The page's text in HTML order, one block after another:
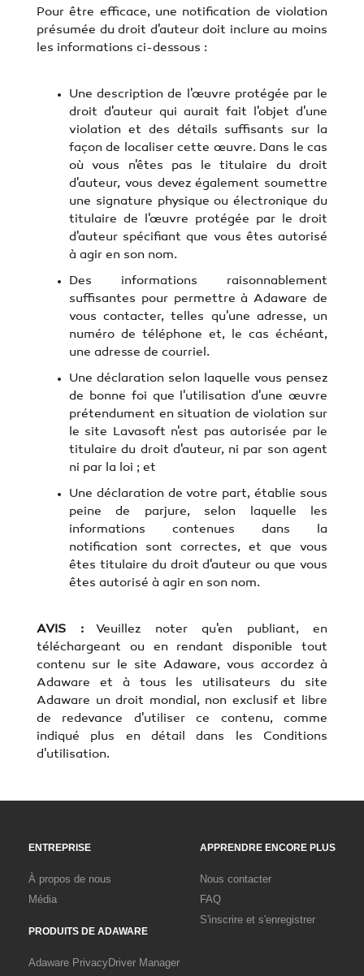
Pour être efficace, une notification de violation
présumée du droit d'auteur doit inclure au moins
les informations ci-dessous :
Une description de l'œuvre protégée par le
droit d'auteur qui aurait fait l'objet d'une
violation et des détails suffisants sur la
façon de localiser cette œuvre. Dans le cas
où vous n'êtes pas le titulaire du droit
d'auteur, vous devez également soumettre
une signature physique ou électronique du
titulaire de l'œuvre protégée par le droit
d'auteur spécifiant que vous êtes autorisé
à agir en son nom.
Des informations raisonnablement
suffisantes pour permettre à Adaware de
vous contacter, telles qu'une adresse, un
numéro de téléphone et, le cas échéant,
une adresse de courriel.
Une déclaration selon laquelle vous pensez
de bonne foi que l'utilisation d'une œuvre
prétendument en situation de violation sur
le site Lavasoft n'est pas autorisée par le
titulaire du droit d'auteur, ni par son agent
ni par la loi ; et
Une déclaration de votre part, établie sous
peine de parjure, selon laquelle les
informations contenues dans la
notification sont correctes, et que vous
êtes titulaire du droit d'auteur ou que vous
êtes autorisé à agir en son nom.
AVIS :Veuillez noter qu'en publiant, en
téléchargeant ou en rendant disponible tout
contenu sur le site Adaware, vous accordez à
Adaware et à tous les utilisateurs du site
Adaware un droit mondial, non exclusif et libre
de redevance d'utiliser ce contenu, comme
indiqué plus en détail dans les Conditions
d'utilisation.
ENTREPRISE
À propos de nous
Média
APPRENDRE ENCORE PLUS
Nous contacter
FAQ
S'inscrire et s'enregistrer
PRODUITS DE ADAWARE
Adaware PrivacyDriver Manager